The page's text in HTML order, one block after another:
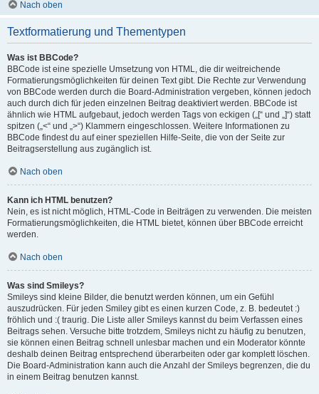
Nach oben
Textformatierung und Thementypen
Was ist BBCode?
BBCode ist eine spezielle Umsetzung von HTML, die dir weitreichende
Formatierungsmöglichkeiten für deinen Text gibt. Die Rechte zur Verwendung
von BBCode werden durch die Board-Administration vergeben, können jedoch
auch durch dich für jeden einzelnen Beitrag deaktiviert werden. BBCode ist
ähnlich wie HTML aufgebaut, jedoch werden Tags von eckigen („[“ und „]“) statt
spitzen („<“ und „>“) Klammern eingeschlossen. Weitere Informationen zu
BBCode findest du auf einer speziellen Hilfe-Seite, die von der Seite zur
Beitragserstellung aus zugänglich ist.
Nach oben
Kann ich HTML benutzen?
Nein, es ist nicht möglich, HTML-Code in Beiträgen zu verwenden. Die meisten
Formatierungsmöglichkeiten, die HTML bietet, können über BBCode erreicht
werden.
Nach oben
Was sind Smileys?
Smileys sind kleine Bilder, die benutzt werden können, um ein Gefühl
auszudrücken. Für jeden Smiley gibt es einen kurzen Code, z. B. bedeutet :)
fröhlich und :( traurig. Die Liste aller Smileys kannst du beim Verfassen eines
Beitrags sehen. Versuche bitte trotzdem, Smileys nicht zu häufig zu benutzen,
sie können einen Beitrag schnell unlesbar machen und ein Moderator könnte
deshalb deinen Beitrag entsprechend überarbeiten oder gar komplett löschen.
Die Board-Administration kann auch die Anzahl der Smileys begrenzen, die du
in einem Beitrag benutzen kannst.